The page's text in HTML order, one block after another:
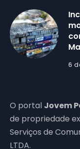
6
O portal Jovem
de propriedade
Serviços de
LTDA.